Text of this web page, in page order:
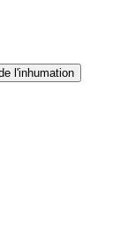
l'inhumation